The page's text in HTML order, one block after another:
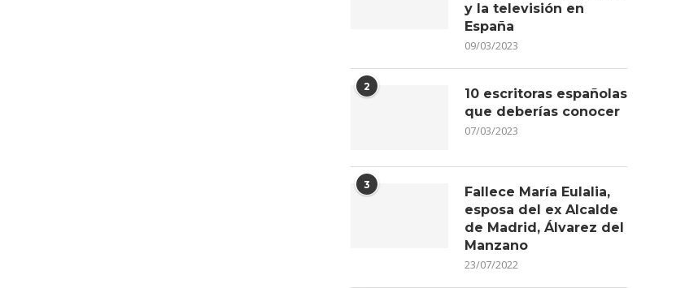
y la televisión en
España
09/03/2023
2
10 escritoras españolas
que deberías conocer
07/03/2023
3
Fallece María Eulalia,
esposa del ex Alcalde
de Madrid, Álvarez del
Manzano
23/07/2022